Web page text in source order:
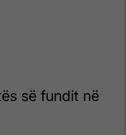
së fundit në